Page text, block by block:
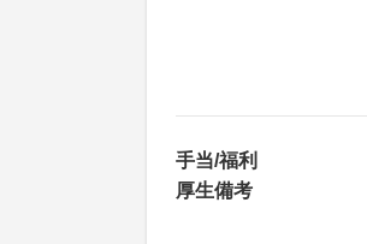
手当/福利
厚生備考